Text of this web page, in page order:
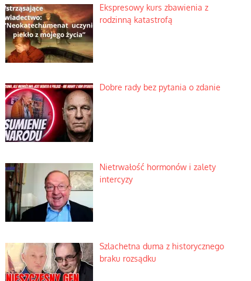
Ekspresowy kurs zbawienia z
rodzinną katastrofą
Dobre rady bez pytania o zdanie
Nietrwałość hormonów i zalety
intercyzy
Szlachetna duma z historycznego
braku rozsądku